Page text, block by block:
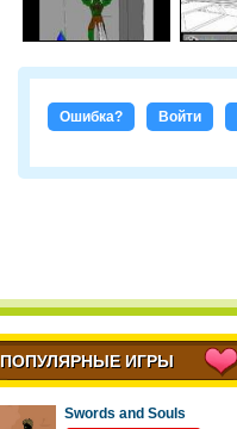
Ошибка? Войти
ПОПУЛЯРНЫЕ ИГРЫ
Swords and Souls